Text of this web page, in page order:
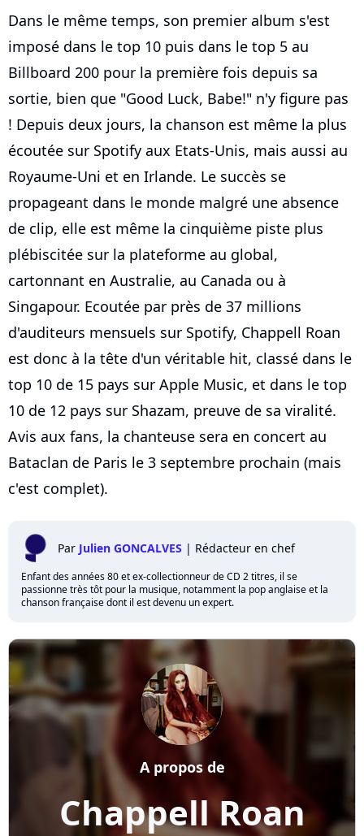
Dans le même temps, son premier album s'est
imposé dans le top 10 puis dans le top 5 au
Billboard 200 pour la première fois depuis sa
sortie, bien que "Good Luck, Babe!" n'y figure pas
! Depuis deux jours, la chanson est même la plus
écoutée sur Spotify aux Etats-Unis, mais aussi au
Royaume-Uni et en Irlande. Le succès se
propageant dans le monde malgré une absence
de clip, elle est même la cinquième piste plus
plébiscitée sur la plateforme au global,
cartonnant en Australie, au Canada ou à
Singapour. Ecoutée par près de 37 millions
d'auditeurs mensuels sur Spotify, Chappell Roan
est donc à la tête d'un véritable hit, classé dans le
top 10 de 15 pays sur Apple Music, et dans le top
10 de 12 pays sur Shazam, preuve de sa viralité.
Avis aux fans, la chanteuse sera en concert au
Bataclan de Paris le 3 septembre prochain (mais
c'est complet).
Par Julien GONCALVES | Rédacteur en chef
Enfant des années 80 et ex-collectionneur de CD 2 titres, il se
passionne très tôt pour la musique, notamment la pop anglaise et la
chanson française dont il est devenu un expert.
Chappell Roan
A propos de